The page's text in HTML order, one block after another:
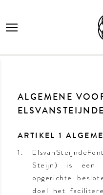
ALGEMENE
ARTIKEL 1
Steijn) is een
opgerichte
doel het